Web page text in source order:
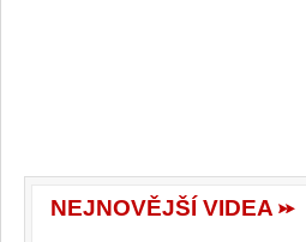
NEJNOVĚJŠÍ VIDEA